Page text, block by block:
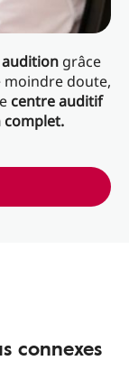
grâce
moindre doute,
centre auditif
complet.
connexes